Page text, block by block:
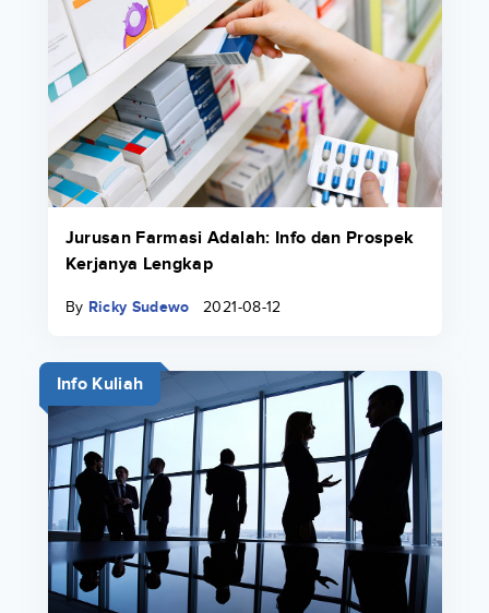
Jurusan Farmasi Adalah: Info dan Prospek
Kerjanya Lengkap
By Ricky Sudewo 2021-08-12
Info Kuliah